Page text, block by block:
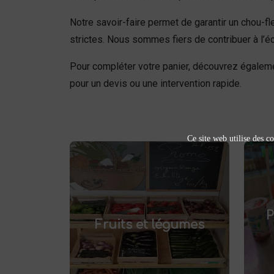
Notre savoir-faire permet de garantir un chou-
strictes. Nous sommes fiers de contribuer à
Pour compléter votre panier, découvrez
pour un devis ou une intervention rapide.
Fruits et légumes
Achetez des
fruits et légumes
frais à Saint-Saulve
et savourez
des produits de saison, cultivés
localement. Goûtez la différence
: des produits sains et
respectueux de l'environnement.
Vente directe à la ferme ou
Ce site web utilise des